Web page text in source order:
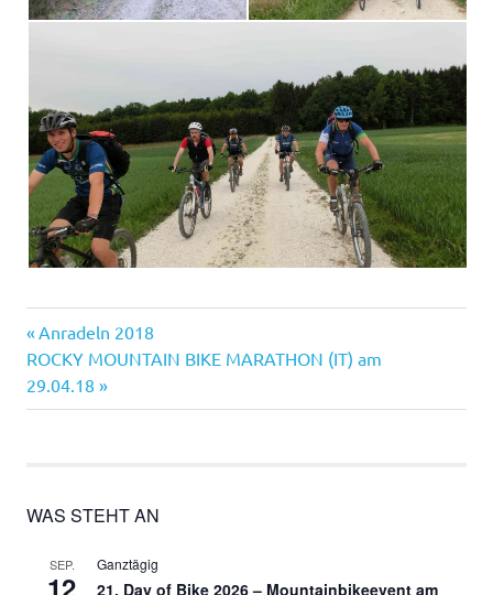
Beitragsnavigation
Vorheriger
Beitrag:
Anradeln 2018
Nächster
Beitrag:
ROCKY MOUNTAIN BIKE MARATHON (IT) am
29.04.18
WAS STEHT AN
SEP.
12
Ganztägig
21. Day of Bike 2026 – Mountainbikeevent am